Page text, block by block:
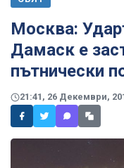
Москва:
Дамаск е
пътнически
21:41, 26 Декември,